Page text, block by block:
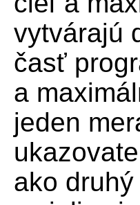
vytvárajú
časť
a
jeden
ako